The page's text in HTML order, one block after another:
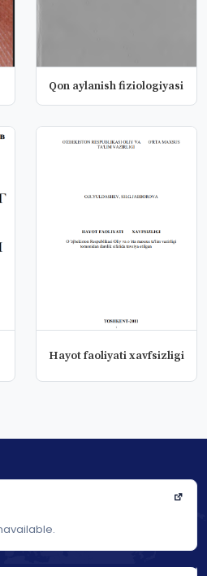
Qon aylanish fiziologiyasi
Hayot faoliyati xavfsizligi